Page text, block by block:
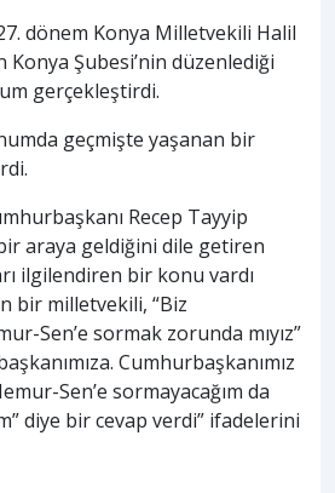
dönem Konya Milletvekili Halil
Konya Şubesi’nin düzenlediği
gerçekleştirdi.
geçmişte yaşanan bir
Recep Tayyip
araya geldiğini dile getiren
ilgilendiren bir konu vardı
bir milletvekili, “Biz
Sen’e sormak zorunda mıyız”
Cumhurbaşkanımız
Sen’e sormayacağım da
diye bir cevap verdi” ifadelerini